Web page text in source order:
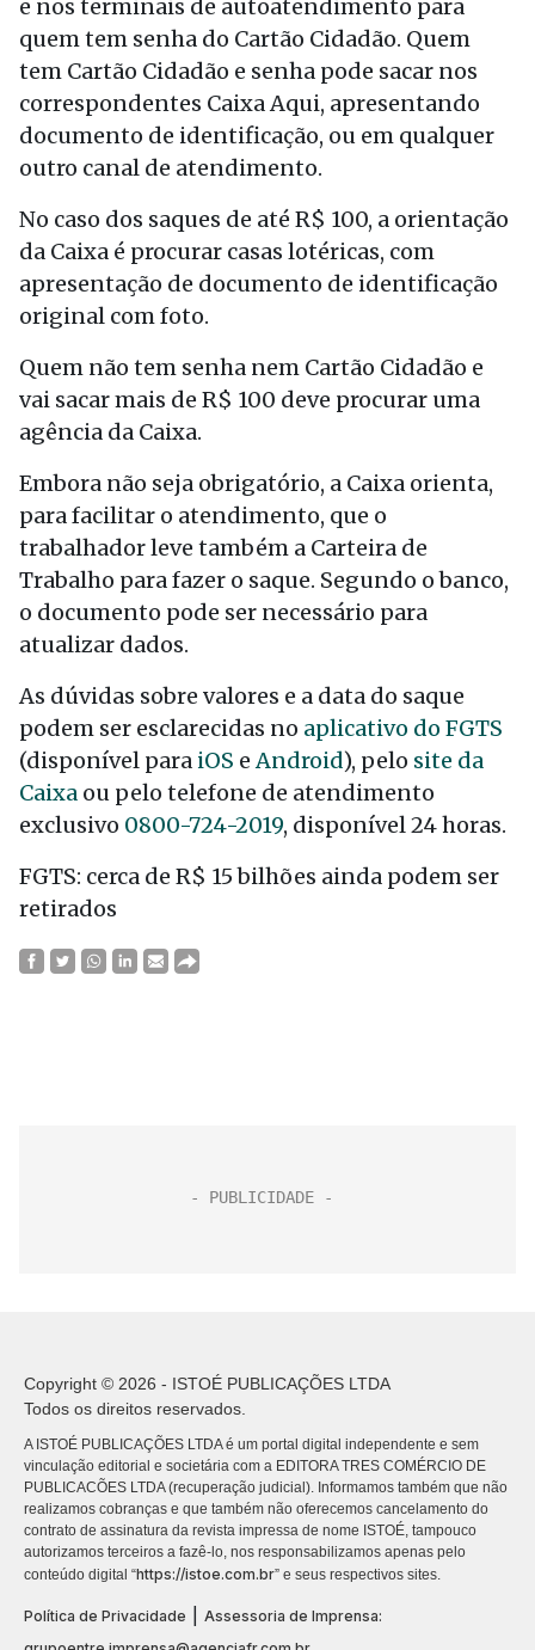
e nos terminais de autoatendimento para
quem tem senha do Cartão Cidadão. Quem
tem Cartão Cidadão e senha pode sacar nos
correspondentes Caixa Aqui, apresentando
documento de identificação, ou em qualquer
outro canal de atendimento.
No caso dos saques de até R$ 100, a orientação
da Caixa é procurar casas lotéricas, com
apresentação de documento de identificação
original com foto.
Quem não tem senha nem Cartão Cidadão e
vai sacar mais de R$ 100 deve procurar uma
agência da Caixa.
Embora não seja obrigatório, a Caixa orienta,
para facilitar o atendimento, que o
trabalhador leve também a Carteira de
Trabalho para fazer o saque. Segundo o banco,
o documento pode ser necessário para
atualizar dados.
As dúvidas sobre valores e a data do saque
podem ser esclarecidas no aplicativo do FGTS
(disponível para iOS eAndroid), pelo site da
Caixa ou pelo telefone de atendimento
exclusivo 0800-724-2019, disponível 24 horas.
FGTS: cerca de R$ 15 bilhões ainda podem ser
retirados
Copyright © 2026 - ISTOÉ PUBLICAÇÕES LTDA
Todos os direitos reservados.
A ISTOÉ PUBLICAÇÕES LTDA é um portal digital independente e sem
vinculação editorial e societária com a EDITORA TRES COMÉRCIO DE
PUBLICACÕES LTDA (recuperação judicial). Informamos também que não
realizamos cobranças e que também não oferecemos cancelamento do
contrato de assinatura da revista impressa de nome ISTOÉ, tampouco
autorizamos terceiros a fazê-lo, nos responsabilizamos apenas pelo
conteúdo digital “https://istoe.com.br” e seus respectivos sites.
Política de Privacidade
Assessoria de Imprensa: